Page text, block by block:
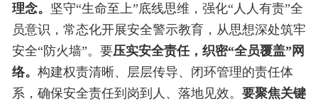
理念。 坚守“生命至上”底线思维，强化“人人有责”全
员意识，常态化开展安全警示教育，从思想深处筑牢
安全“防火墙”。要压实安全责任，织密“全员覆盖”网
络。 构建权责清晰、层层传导、闭环管理的责任体
系，确保安全责任到岗到人、落地见效。 要聚焦关键